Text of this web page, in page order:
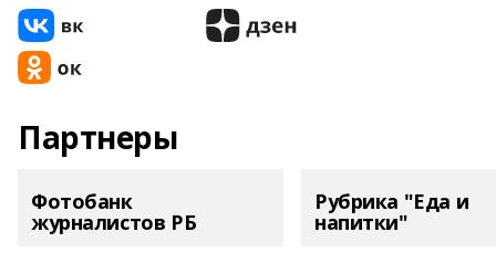
Партнеры
Фотобанк
журналистов РБ
Рубрика "Еда и
напитки"